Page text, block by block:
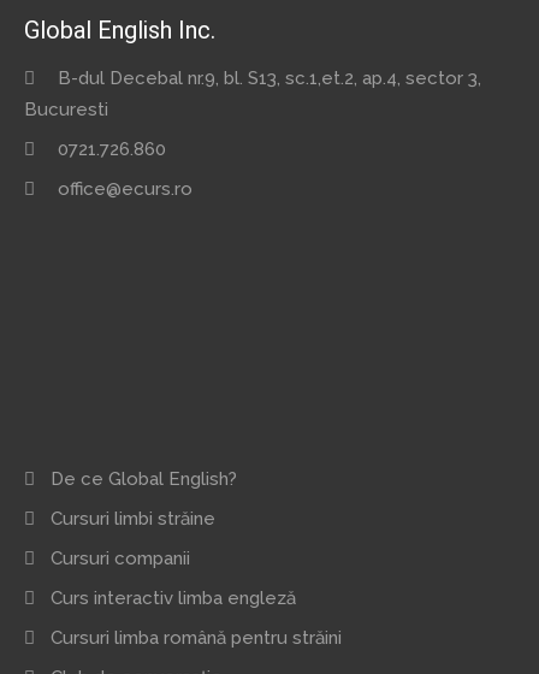
Global English Inc.
B-dul Decebal nr.9, bl. S13, sc.1,et.2, ap.4, sector 3,
Bucuresti
0721.726.860
office@ecurs.ro
De ce Global English?
Cursuri limbi străine
Cursuri companii
Curs interactiv limba engleză
Cursuri limba română pentru străini